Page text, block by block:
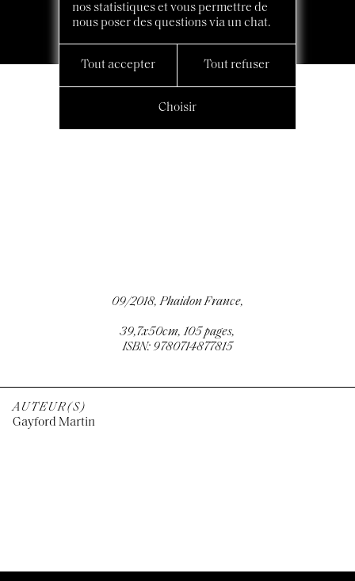
09/2018, Phaidon France,
39,7x50cm, 105 pages,
ISBN: 9780714877815
AUTEUR(S)
Gayford Martin
nos statistiques et vous permettre de
nous poser des questions via un chat.
Tout accepter Tout refuser
Choisir